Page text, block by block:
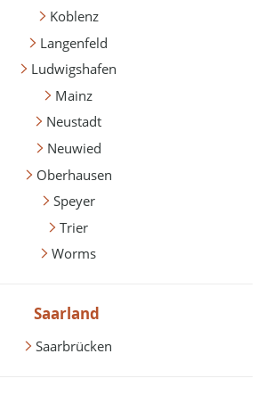
Koblenz
Langenfeld
Ludwigshafen
Mainz
Neustadt
Neuwied
Oberhausen
Speyer
Trier
Worms
Saarland
Saarbrücken